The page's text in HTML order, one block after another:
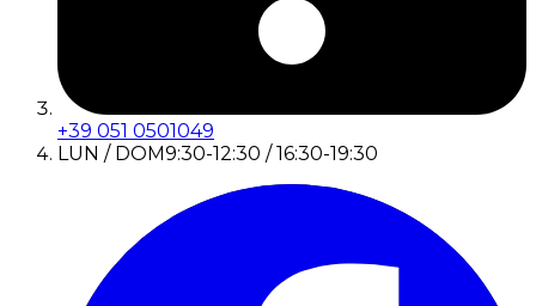
+39 051 0501049
LUN / DOM9:30-12:30 / 16:30-19:30